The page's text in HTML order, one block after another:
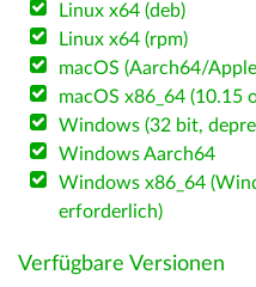
Linux x64 (deb)
Linux x64 (rpm)
macOS (Aarch64/
macOS x86_64 (10.15
Windows (32 bit,
Windows Aarch64
Windows x86_64
erforderlich)
Verfügbare Versionen